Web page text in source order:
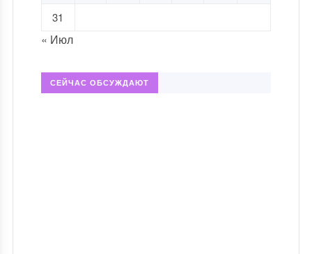
31
« Июл
СЕЙЧАС ОБСУЖДАЮТ